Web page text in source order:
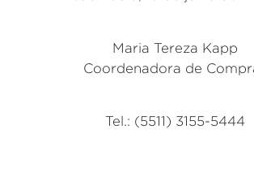
Maria Tereza Kapp
Coordenadora de
Tel.: (5511) 3155-5444